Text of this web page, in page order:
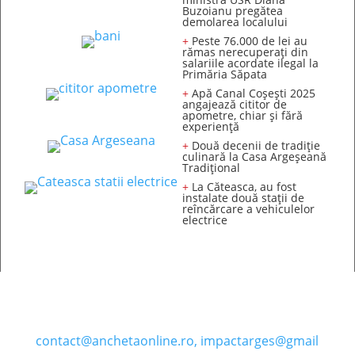
Buzoianu pregătea
demolarea localului
+ Peste 76.000 de lei au
rămas nerecuperați din
salariile acordate ilegal la
Primăria Săpata
+ Apă Canal Coșești 2025
angajează cititor de
apometre, chiar și fără
experiență
+ Două decenii de tradiție
culinară la Casa Argeșeană
Tradițional
+ La Căteasca, au fost
instalate două stații de
reîncărcare a vehiculelor
electrice
contact@anchetaonline.ro, impactarges@gmail